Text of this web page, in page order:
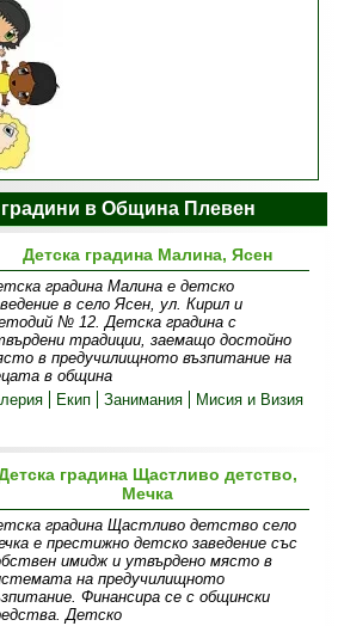
в Община Плевен
Детска градина Малина, Ясен
градина Малина е детско
в село Ясен, ул. Кирил и
№ 12. Детска градина с
традиции, заемащо достойно
в предучилищното възпитание на
в община
Екип Занимания Мисия и Визия
градина Щастливо детство,
Мечка
градина Щастливо детство село
е престижно детско заведение със
имидж и утвърдено място в
на предучилищното
Финансира се с общински
Детско